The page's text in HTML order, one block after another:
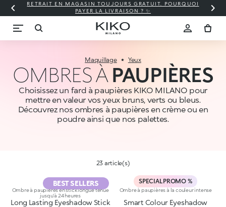
RETRAIT EN MAGASIN TOUJOURS GRATUIT. POURQUOI
PAYER LA LIVRAISON ? ✨
Maquillage Yeux
OMBRES À PAUPIÈRES
Choisissez un fard à paupières KIKO MILANO pour
mettre en valeur vos yeux bruns, verts ou bleus.
Découvrez nos ombres à paupières en crème ou en
poudre ainsi que nos palettes.
23 article(s)
BEST SELLERS
Ombre à paupières en stick longue tenue
jusqu’à 24 heures
Long Lasting Eyeshadow Stick
SPECIAL PROMO %
Ombre à paupières à la couleur intense
Smart Colour Eyeshadow